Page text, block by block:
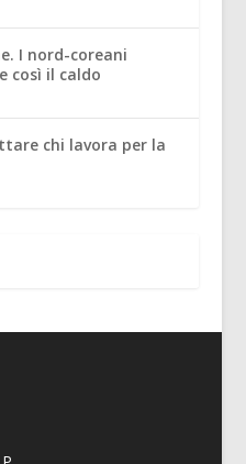
I nord-coreani
così il caldo
chi lavora per la